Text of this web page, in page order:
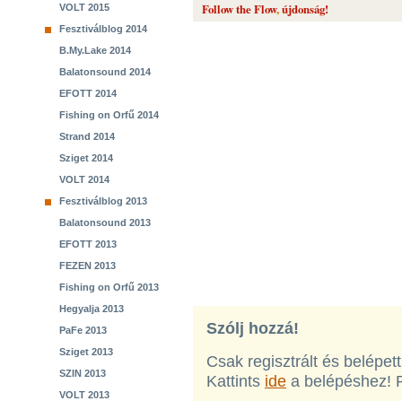
VOLT 2015
Fesztiválblog 2014
B.My.Lake 2014
Balatonsound 2014
EFOTT 2014
Fishing on Orfű 2014
Strand 2014
Sziget 2014
VOLT 2014
Fesztiválblog 2013
Balatonsound 2013
EFOTT 2013
FEZEN 2013
Fishing on Orfű 2013
Hegyalja 2013
PaFe 2013
Sziget 2013
SZIN 2013
VOLT 2013
Follow the Flow,újdonság!
Szólj hozzá!
Csak regisztrált és
Kattints ide a belépéshez!